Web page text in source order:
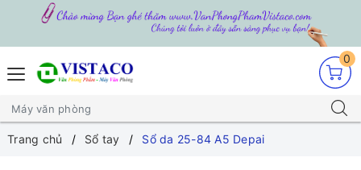
0
Trang chủ Sổ tay Sổ da 25-84 A5 Depai